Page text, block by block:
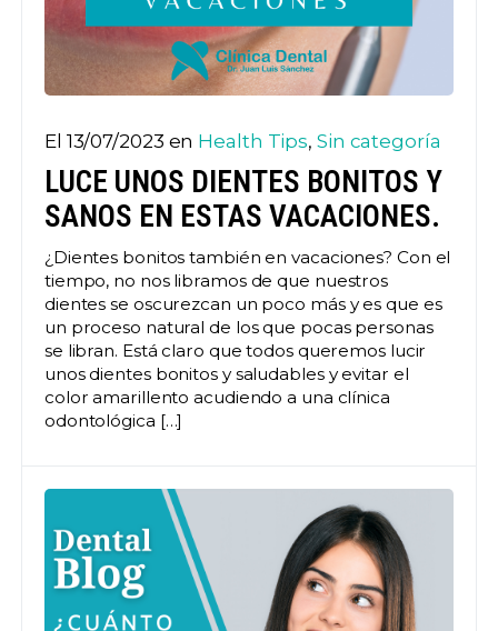
El 13/07/2023 en Health Tips, Sin categoría
LUCE UNOS DIENTES BONITOS Y
SANOS EN ESTAS VACACIONES.
¿Dientes bonitos también en vacaciones? Con el
tiempo, no nos libramos de que nuestros
dientes se oscurezcan un poco más y es que es
un proceso natural de los que pocas personas
se libran. Está claro que todos queremos lucir
unos dientes bonitos y saludables y evitar el
color amarillento acudiendo a una clínica
odontológica […]